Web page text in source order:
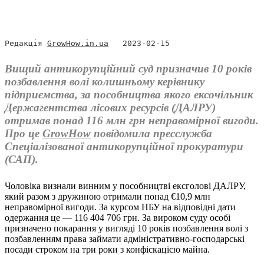
Редакція GrowHow.in.ua 2023-02-15
Вищий антикорупційний суд призначив 10 років
позбавлення волі колишньому керівнику
підприємства, за пособництва якого ексочільник
Держагентства лісових ресурсів (ДАЛРУ)
отримав понад 116 млн грн неправомірної вигоди.
Про це GrowHow повідомила пресслужба
Спеціалізованої антикорупційної прокуратури
(САП).
Чоловіка визнали винним у пособництві ексголові ДАЛРУ,
який разом з дружиною отримали понад €10,9 млн
неправомірної вигоди. За курсом НБУ на відповідні дати
одержання це — 116 404 706 грн. За вироком суду особі
призначено покарання у вигляді 10 років позбавлення волі з
позбавленням права займати адміністративно-господарські
посади строком на три роки з конфіскацією майна.